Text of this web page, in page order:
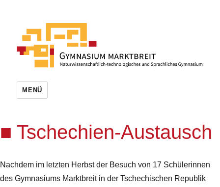
MENÜ
Tschechien-Austausch
Nachdem im letzten Herbst der Besuch von 17 Schülerinnen
des Gymnasiums Marktbreit in der Tschechischen Republik